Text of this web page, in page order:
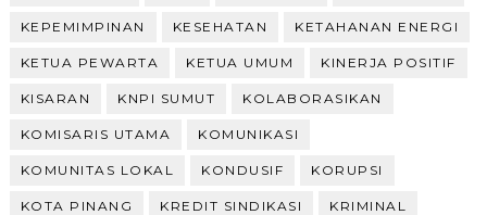
KEPEMIMPINAN KESEHATAN KETAHANAN ENERGI
KETUA PEWARTA KETUA UMUM KINERJA POSITIF
KISARAN KNPI SUMUT KOLABORASIKAN
KOMISARIS UTAMA KOMUNIKASI
KOMUNITAS LOKAL KONDUSIF KORUPSI
KOTA PINANG KREDIT SINDIKASI KRIMINAL